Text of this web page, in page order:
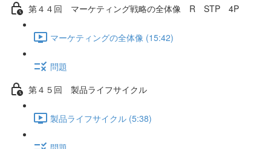
第４４回 マーケティング戦略の全体像 R STP 4P
マーケティングの全体像 (15:42)
問題
第４５回 製品ライフサイクル
製品ライフサイクル (5:38)